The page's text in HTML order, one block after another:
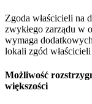
Zgoda właścicieli na
zwykłego zarządu w
wymaga
lokali zgód
Możliwość
większości